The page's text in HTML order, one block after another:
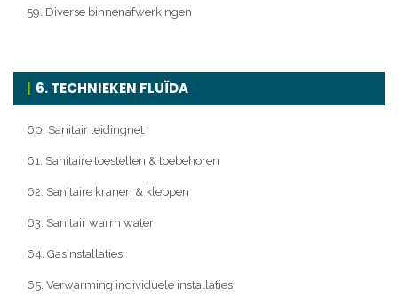
59. Diverse binnenafwerkingen
6. TECHNIEKEN FLUÏDA
60. Sanitair leidingnet
61. Sanitaire toestellen & toebehoren
62. Sanitaire kranen & kleppen
63. Sanitair warm water
64. Gasinstallaties
65. Verwarming individuele installaties